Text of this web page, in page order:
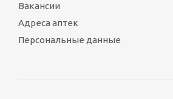
Вакансии
Адреса аптек
Персональные данные